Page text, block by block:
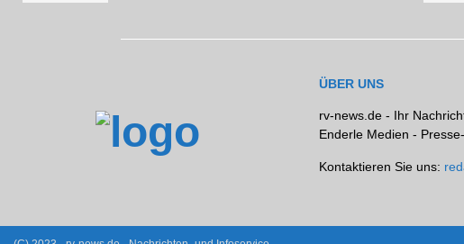
ÜBER UNS
rv-news.de - Ihr
Enderle Medien -
Kontaktieren Sie uns: